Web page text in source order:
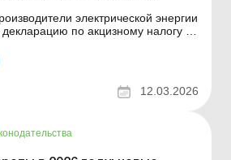
электрической энергии
по акцизному налогу в
В каком порядке
энергии заполняют
12.03.2026